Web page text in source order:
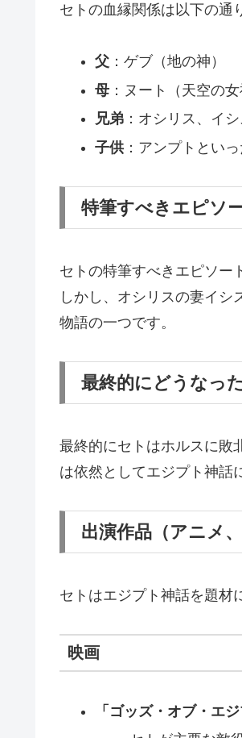
セトの血縁関係は以下の通
父：ゲブ（地の神）
母：ヌート（天空の女
兄弟：オシリス、イシ
子供：アンプトとい
特筆すべきエピソ
セトの特筆すべきエピソー
しかし、オシリスの妻イ
物語の一つです。
最終的にどうなっ
最終的にセトはホルスに敗
は依然としてエジプト神話
出演作品（アニメ
セトはエジプト神話を題材
映画
「ゴッズ・オブ・エジ